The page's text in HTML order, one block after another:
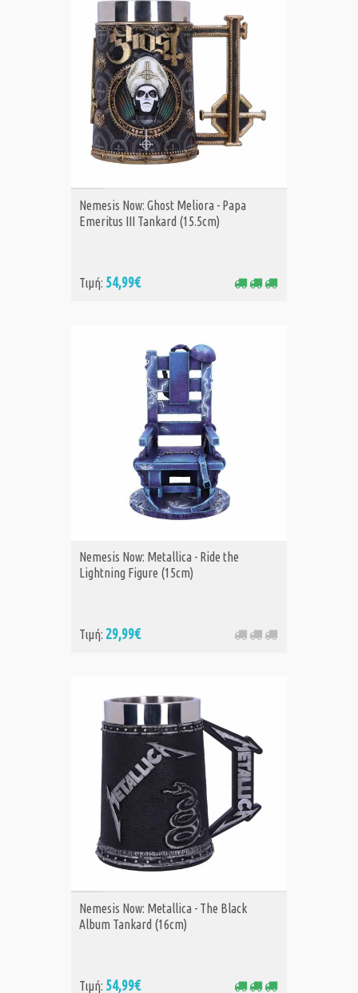
ΑΓΟΡΑ
Nemesis Now: Ghost Meliora - Papa
Emeritus III Tankard (15.5cm)
Τιμή: 54,99€
Nemesis Now: Metallica - Ride the
Lightning Figure (15cm)
Τιμή: 29,99€
ΑΓΟΡΑ
Nemesis Now: Metallica - The Black
Album Tankard (16cm)
Τιμή: 54,99€